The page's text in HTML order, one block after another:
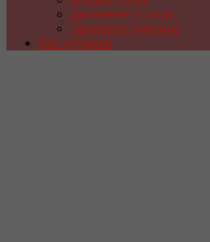
Движение и спорт
Здоровое питание
Все рубрики